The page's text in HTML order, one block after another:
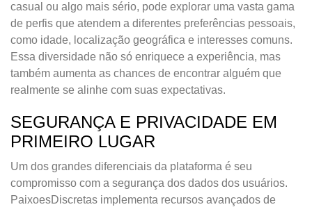
casual ou algo mais sério, pode explorar uma vasta gama
de perfis que atendem a diferentes preferências pessoais,
como idade, localização geográfica e interesses comuns.
Essa diversidade não só enriquece a experiência, mas
também aumenta as chances de encontrar alguém que
realmente se alinhe com suas expectativas.
SEGURANÇA E PRIVACIDADE EM
PRIMEIRO LUGAR
Um dos grandes diferenciais da plataforma é seu
compromisso com a segurança dos dados dos usuários.
PaixoesDiscretas implementa recursos avançados de